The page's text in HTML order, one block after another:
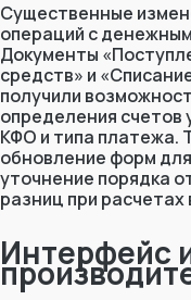
Существенные
операций с
Документы
средств» и
получили
определения счетов
КФО и типа платежа.
обновление форм для
уточнение порядка
разниц при
Интерфейс